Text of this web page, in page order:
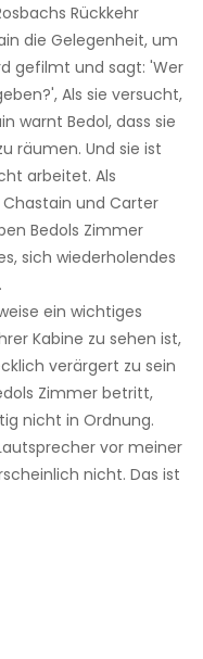
Rückkehr
die Gelegenheit, um
gefilmt und sagt: 'Wer
Als sie versucht,
warnt Bedol, dass sie
räumen. Und sie ist
arbeitet. Als
und Carter
Bedols Zimmer
sich wiederholendes
ein wichtiges
Kabine zu sehen ist,
verärgert zu sein
Zimmer betritt,
nicht in Ordnung.
vor meiner
nicht. Das ist